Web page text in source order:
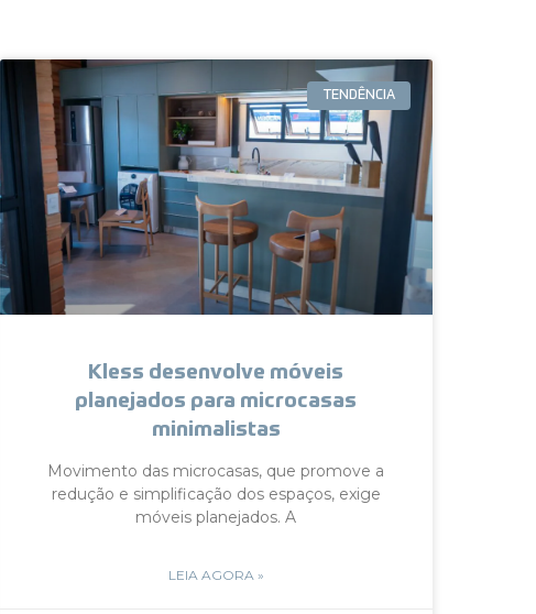
TENDÊNCIA
Kless desenvolve móveis
planejados para microcasas
minimalistas
Movimento das microcasas, que promove a
redução e simplificação dos espaços, exige
móveis planejados. A
LEIA AGORA »